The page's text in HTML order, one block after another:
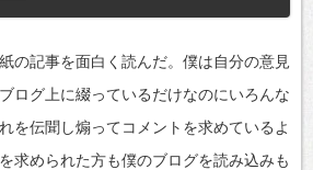
の記事を面白く読んだ。僕は自分の意見
ログ上に綴っているだけなのにいろんな
を伝聞し煽ってコメントを求めているよ
求められた方も僕のブログを読み込みも